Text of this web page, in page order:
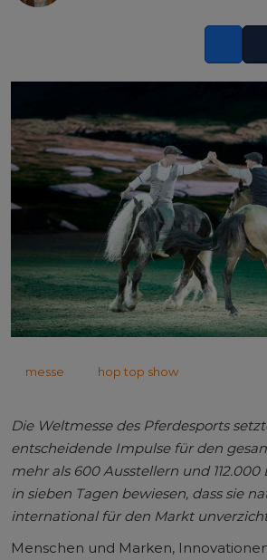
messe hop top show
Die Weltmesse des Pferdesports
entscheidende Impulse für den
mehr als 600 Ausstellern und
in sieben Tagen bewiesen, dass sie
international für den Markt
Menschen und Marken,